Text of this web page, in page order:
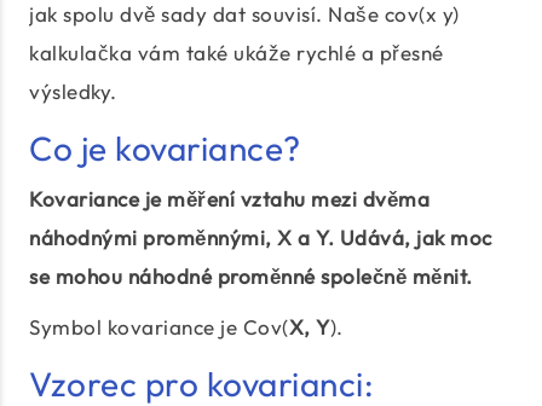
jak spolu dvě sady dat souvisí. Naše cov(x y)
kalkulačka vám také ukáže rychlé a přesné
výsledky.
Co je kovariance?
Kovariance je měření vztahu mezi dvěma
náhodnými proměnnými, X a Y. Udává, jak moc
se mohou náhodné proměnné společně měnit.
Symbol kovariance je Cov(X, Y).
Vzorec pro kovarianci: